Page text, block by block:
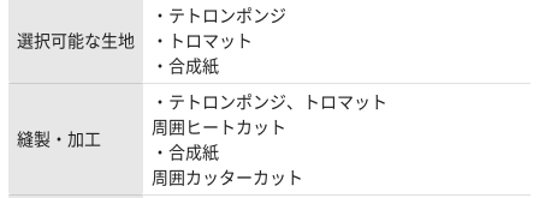
選択可能な生地
・テトロンポンジ
・トロマット
・合成紙
縫製・加工
・テトロンポンジ、トロマット
周囲ヒートカット
・合成紙
周囲カッターカット